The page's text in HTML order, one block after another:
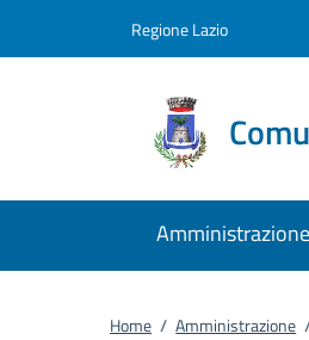
Regione Lazio
Amministrazione
Home / Amministrazione